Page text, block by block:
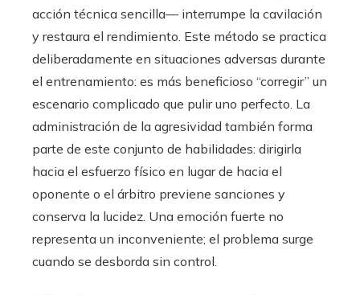
acción técnica sencilla— interrumpe la cavilación
y restaura el rendimiento. Este método se practica
deliberadamente en situaciones adversas durante
el entrenamiento: es más beneficioso “corregir” un
escenario complicado que pulir uno perfecto. La
administración de la agresividad también forma
parte de este conjunto de habilidades: dirigirla
hacia el esfuerzo físico en lugar de hacia el
oponente o el árbitro previene sanciones y
conserva la lucidez. Una emoción fuerte no
representa un inconveniente; el problema surge
cuando se desborda sin control.